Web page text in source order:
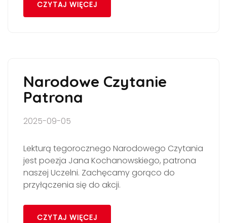
CZYTAJ WIĘCEJ
Narodowe Czytanie
Patrona
2025-09-05
Lekturą tegorocznego Narodowego Czytania
jest poezja Jana Kochanowskiego, patrona
naszej Uczelni. Zachęcamy gorąco do
przyłączenia się do akcji.
CZYTAJ WIĘCEJ